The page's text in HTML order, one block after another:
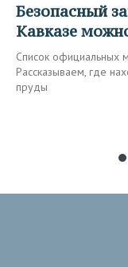
Безопасный заплыв: где на Северном
Кавказе
Список официальных
Рассказываем, где
пруды